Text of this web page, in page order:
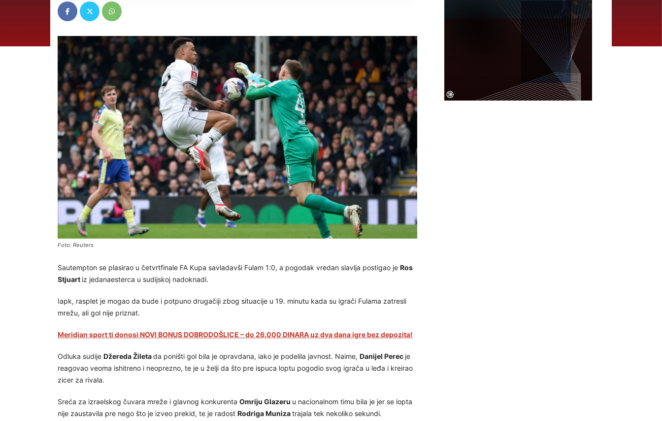
Foto: Reuters
Sautempton se plasirao u četvrtfinale FA Kupa savladavši Fulam 1:0, a pogodak vredan slavlja postigao je Ros
Stjuart iz jedanaesterca u sudijskoj nadoknadi.
Iapk, rasplet je mogao da bude i potpuno drugačiji zbog situacije u 19. minutu kada su igrači Fulama zatresli
mrežu, ali gol nije priznat.
Meridian sport ti donosi NOVI BONUS DOBRODOŠLICE – do 26.000 DINARA uz dva dana igre bez depozita!
Odluka sudije Džereda Žiletada poništi gol bila je opravdana, iako je podelila javnost. Naime, Danijel Perec je
reagovao veoma ishitreno i neoprezno, te je u želji da što pre ispuca loptu pogodio svog igrača u leđa i kreirao
zicer za rivala.
Sreća za izraelskog čuvara mreže i glavnog konkurenta Omriju Glazeru u nacionalnom timu bila je jer se lopta
nije zaustavila pre nego što je izveo prekid, te je radost Rodriga Munizatrajala tek nekoliko sekundi.